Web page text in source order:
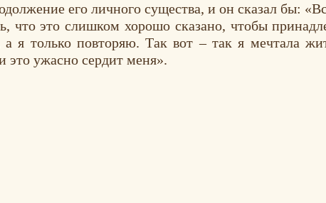
его личного существа, и он сказал бы:
что это слишком хорошо сказано, чтобы
а я только повторяю. Так вот – так я мечтала
это ужасно сердит меня».